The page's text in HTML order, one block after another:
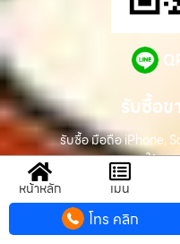
รับซื้อ
รับซื้อ มือถือ iPhone,
ให้รา
หน้าหลัก เมนู
โทร คลิก